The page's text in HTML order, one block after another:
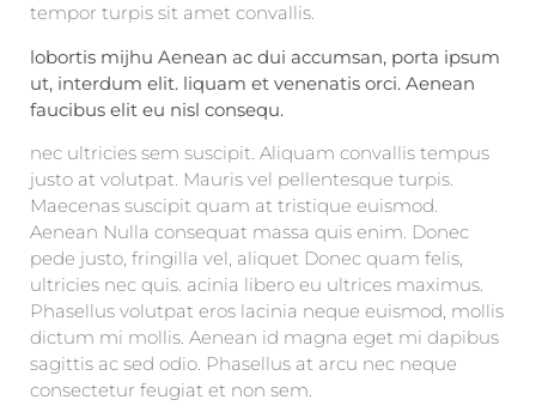
tempor turpis sit amet convallis.
lobortis mijhu Aenean ac dui accumsan, porta ipsum
ut, interdum elit. liquam et venenatis orci. Aenean
faucibus elit eu nisl consequ.
nec ultricies sem suscipit. Aliquam convallis tempus
justo at volutpat. Mauris vel pellentesque turpis.
Maecenas suscipit quam at tristique euismod.
Aenean Nulla consequat massa quis enim. Donec
pede justo, fringilla vel, aliquet Donec quam felis,
ultricies nec quis. acinia libero eu ultrices maximus.
Phasellus volutpat eros lacinia neque euismod, mollis
dictum mi mollis. Aenean id magna eget mi dapibus
sagittis ac sed odio. Phasellus at arcu nec neque
consectetur feugiat et non sem.